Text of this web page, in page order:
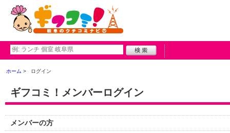
ホーム ログイン
ギフコミ！メンバーログイン
メンバーの方